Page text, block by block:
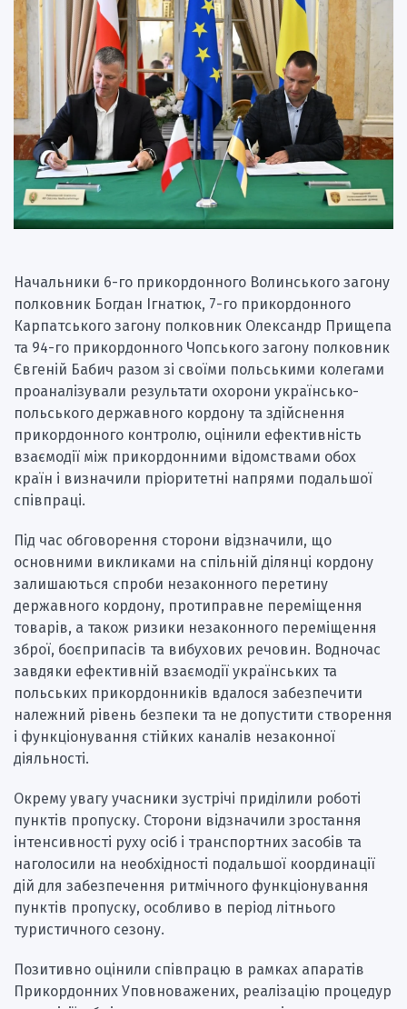
Начальники 6-го прикордонного Волинського загону
полковник Богдан Ігнатюк, 7-го прикордонного
Карпатського загону полковник Олександр Прищепа
та 94-го прикордонного Чопського загону полковник
Євгеній Бабич разом зі своїми польськими колегами
проаналізували результати охорони українсько-
польського державного кордону та здійснення
прикордонного контролю, оцінили ефективність
взаємодії між прикордонними відомствами обох
країн і визначили пріоритетні напрями подальшої
співпраці.
Під час обговорення сторони відзначили, що
основними викликами на спільній ділянці кордону
залишаються спроби незаконного перетину
державного кордону, протиправне переміщення
товарів, а також ризики незаконного переміщення
зброї, боєприпасів та вибухових речовин. Водночас
завдяки ефективній взаємодії українських та
польських прикордонників вдалося забезпечити
належний рівень безпеки та не допустити створення
і функціонування стійких каналів незаконної
діяльності.
Окрему увагу учасники зустрічі приділили роботі
пунктів пропуску. Сторони відзначили зростання
інтенсивності руху осіб і транспортних засобів та
наголосили на необхідності подальшої координації
дій для забезпечення ритмічного функціонування
пунктів пропуску, особливо в період літнього
туристичного сезону.
Позитивно оцінили співпрацю в рамках апаратів
Прикордонних Уповноважених, реалізацію процедур